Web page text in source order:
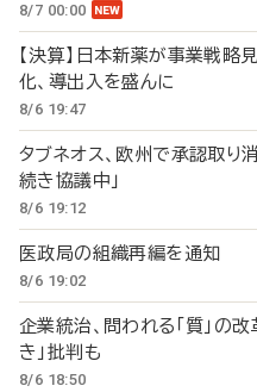
8/7 00:00
【決算】日本新薬が事業戦
化、導出入を盛んに
8/6 19:47
タブネオス、欧州で承認取
続き協議中」
8/6 19:12
医政局の組織再編を通知
8/6 19:02
企業統治、問われる「質」
き」批判も
8/6 18:50